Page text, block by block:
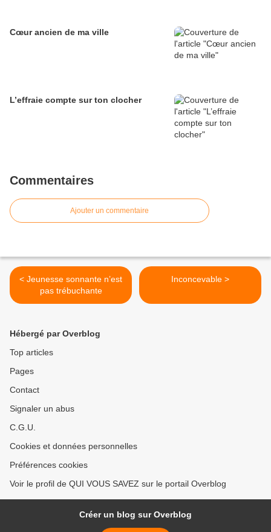
Cœur ancien de ma ville
L’effraie compte sur ton clocher
Commentaires
Ajouter un commentaire
< Jeunesse sonnante n’est
pas trébuchante
Inconcevable >
Hébergé par Overblog
Top articles
Pages
Contact
Signaler un abus
C.G.U.
Cookies et données personnelles
Préférences cookies
Voir le profil de QUI VOUS SAVEZ sur le portail Overblog
Créer un blog sur Overblog